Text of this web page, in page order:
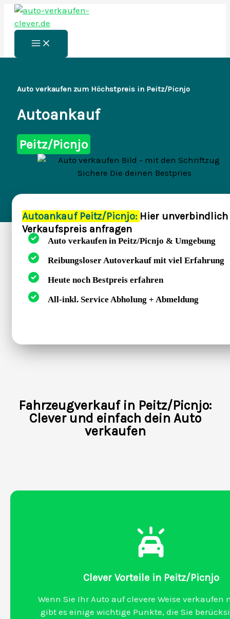
Zum
Inhalt
springen
Main
Menu
Auto verkaufen zum Höchstpreis in Peitz/Picnjo
Autoankauf
Peitz/Picnjo
Autoankauf Peitz/Picnjo: Hier unverbindlich
Verkaufspreis anfragen
Auto verkaufen in Peitz/Picnjo & Umgebung
Reibungsloser Autoverkauf mit viel Erfahrung
Heute noch Bestpreis erfahren
All-inkl. Service Abholung + Abmeldung
Fahrzeugverkauf in Peitz/Picnjo:
Clever und einfach dein Auto
verkaufen
Clever Vorteile in Peitz/Picnjo
Wenn Sie Ihr Auto auf clevere Weise verkaufen
gibt es einige wichtige Punkte, die Sie